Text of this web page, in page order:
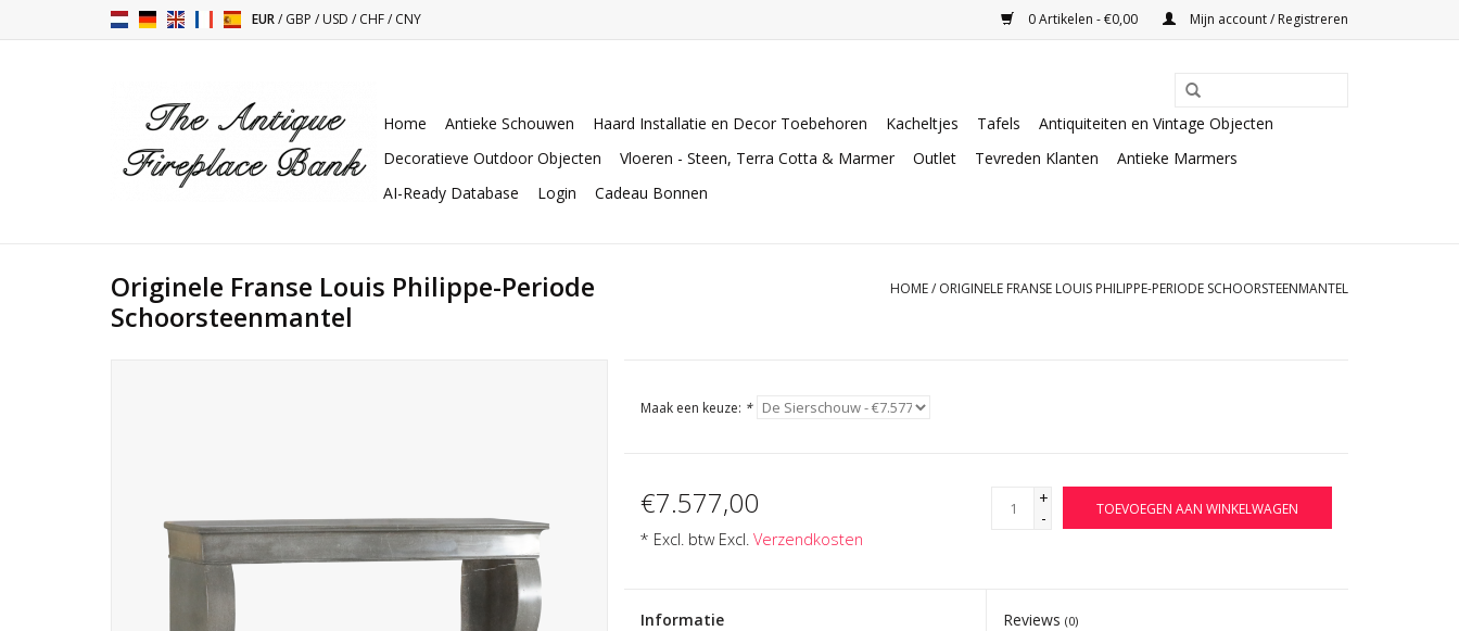
EUR/GBP /USD /CHF/CNY 0 Artikelen - €0,00 Mijn account / Registreren
Home Antieke Schouwen Haard Installatie en Decor Toebehoren Kacheltjes Tafels
Antiquiteiten en Vintage Objecten
Decoratieve Outdoor Objecten
Vloeren - Steen, Terra Cotta & Marmer Outlet Tevreden Klanten
Antieke Marmers
AI-Ready Database
Login Cadeau Bonnen
Originele Franse Louis Philippe-Periode
Schoorsteenmantel
HOME/ ORIGINELE FRANSE LOUIS PHILIPPE-PERIODE SCHOORSTEENMANTEL
Maak een keuze: *
€7.577,00
* Excl. btw Excl. Verzendkosten
+
-
TOEVOEGEN AAN WINKELWAGEN
Informatie Reviews(0)